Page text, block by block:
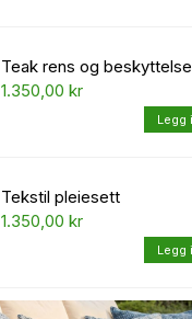
Teak rens og beskyttelse
1.350,00 kr
Tekstil pleiesett
1.350,00 kr